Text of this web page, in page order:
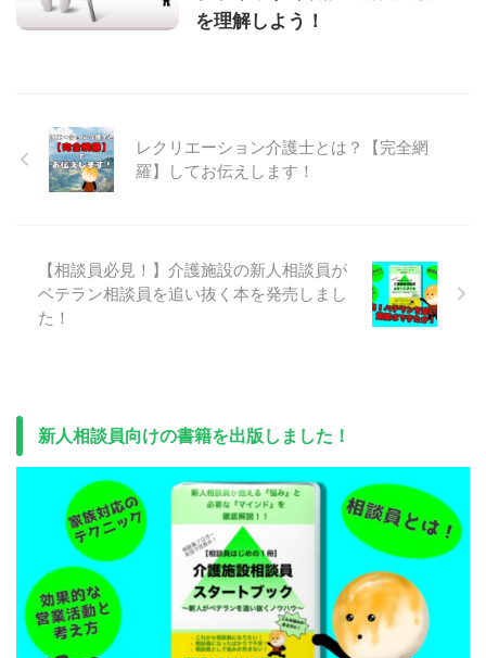
を理解しよう！
レクリエーション介護士とは？【完全網
羅】してお伝えします！
【相談員必見！】介護施設の新人相談員が
ベテラン相談員を追い抜く本を発売しまし
た！
新人相談員向けの書籍を出版しました！